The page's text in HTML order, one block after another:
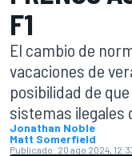
F1
El cambio de
vacaciones de
posibilidad de
sistemas ilegales
Jonathan Noble
Matt Somerfield
Publicado: 20 ago 2024,